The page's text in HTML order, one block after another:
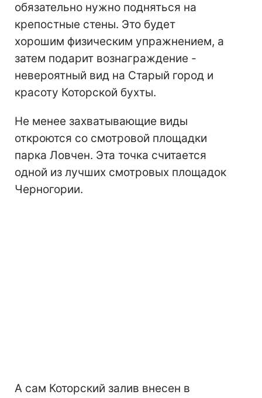
обязательно нужно подняться на
крепостные стены. Это будет
хорошим физическим упражнением, а
затем подарит вознаграждение -
невероятный вид на Старый город и
красоту Которской бухты.
Не менее захватывающие виды
откроются со смотровой площадки
парка Ловчен. Эта точка считается
одной из лучших смотровых площадок
Черногории.
А сам Которский залив внесен в